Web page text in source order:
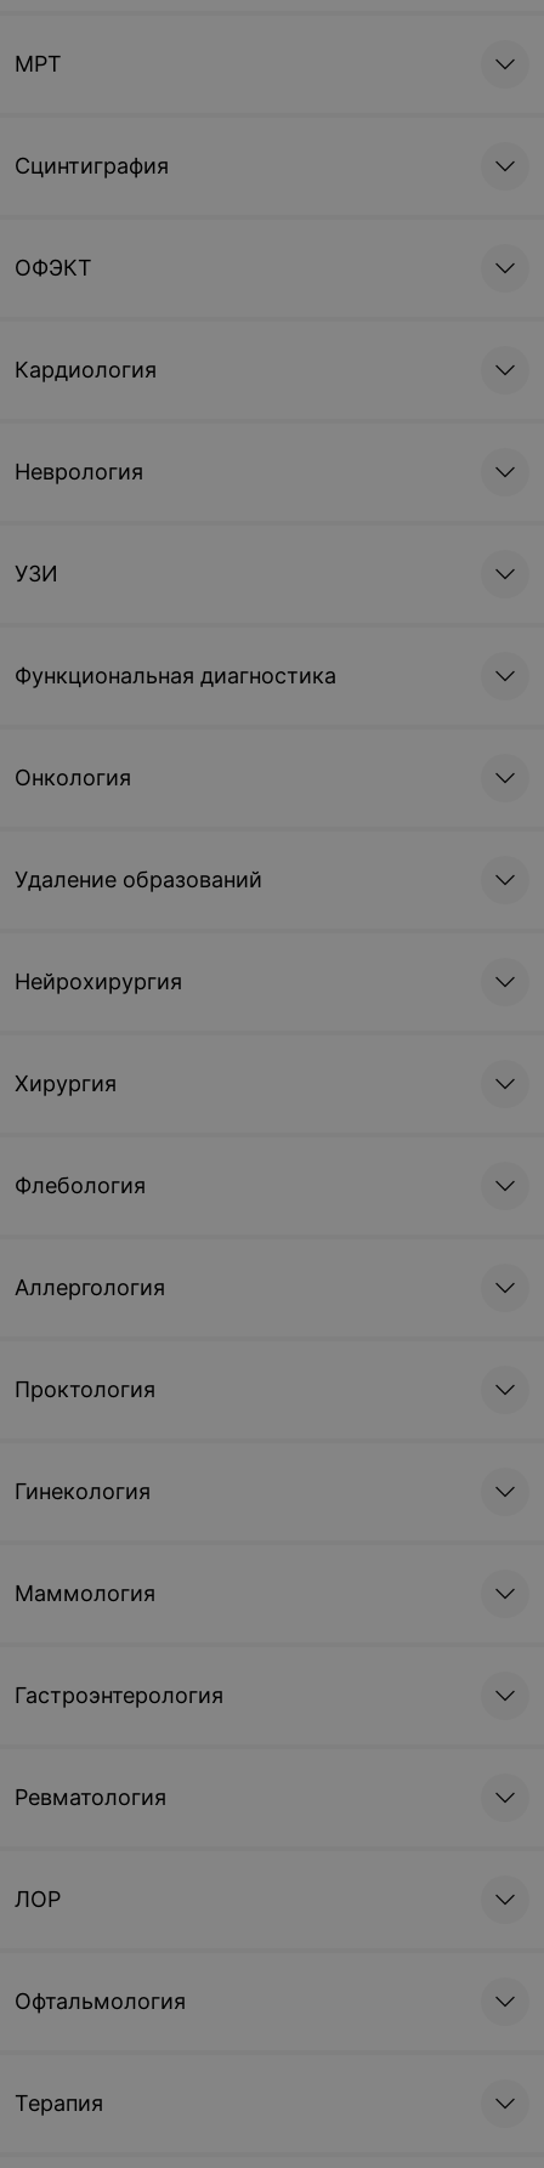
МРТ
Сцинтиграфия
ОФЭКТ
Кардиология
Неврология
УЗИ
Функциональная диагностика
Онкология
Удаление образований
Нейрохирургия
Хирургия
Флебология
Аллергология
Проктология
Гинекология
Маммология
Гастроэнтерология
Ревматология
ЛОР
Офтальмология
Терапия